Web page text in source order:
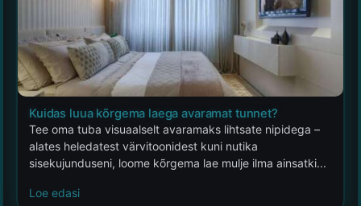
Kuidas luua kõrgema laega avaramat tunnet?
Tee oma tuba visuaalselt avaramaks lihtsate nipidega –
alates heledatest värvitoonidest kuni nutika
sisekujunduseni, loome kõrgema lae mulje ilma ainsatki...
Loe edasi